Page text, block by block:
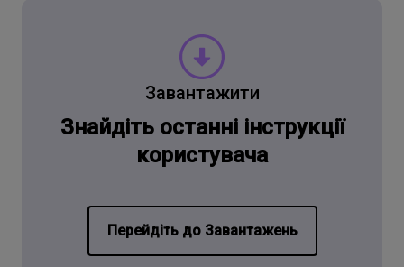
Завантажити
Знайдіть останні інструкції
користувача
Перейдіть до Завантажень